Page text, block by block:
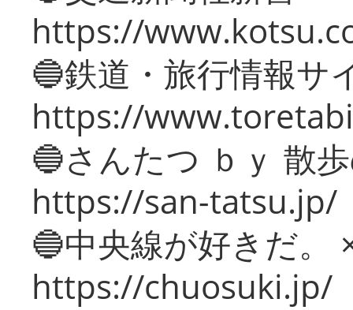
https://
🔵鉄道・旅行情報サ
https://
🔵さんたつ ｂｙ 散
https://san-tatsu.jp/
🔵中央線が好きだ。
https://chuosuki.jp/